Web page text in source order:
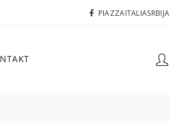
PIAZZAITALIASRBIJA